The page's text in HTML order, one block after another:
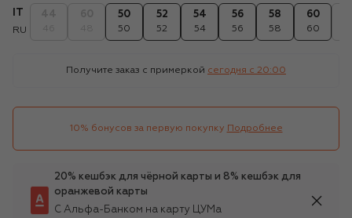
RU
50
50
52
52
54
54
56
56
58
58
60
60
Получите заказ с примеркой сегодня c 20:00
10% бонусов за первую покупку Подробнее
20% кешбэк для чёрной карты и 8% кешбэк для
оранжевой карты
С Альфа-Банком на карту ЦУМа